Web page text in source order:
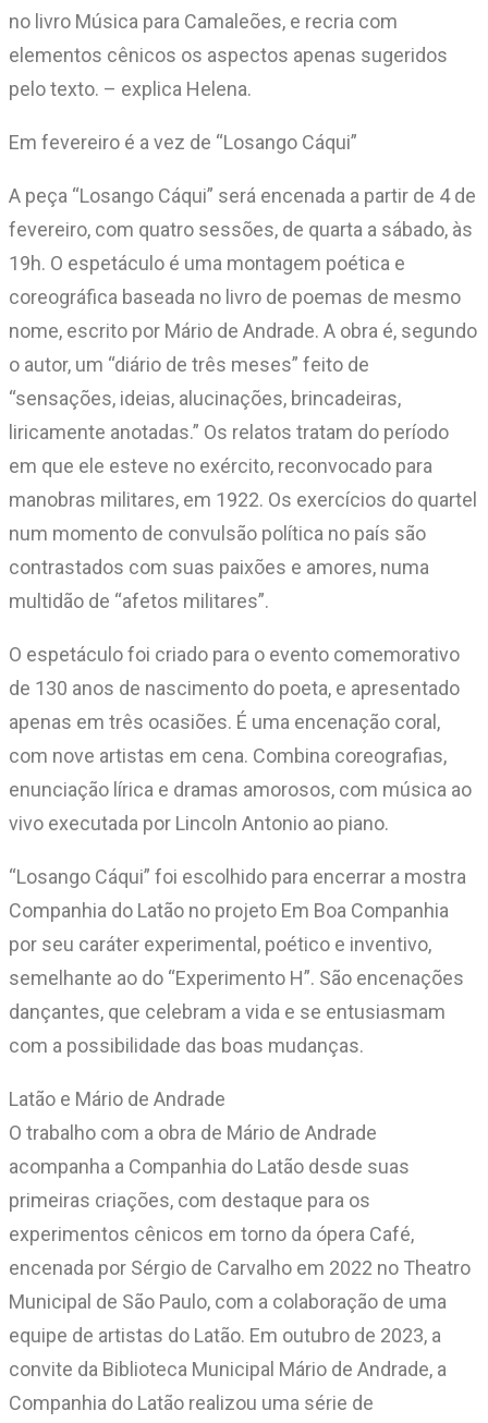
no livro Música para Camaleões, e recria com
elementos cênicos os aspectos apenas sugeridos
pelo texto. – explica Helena.
Em fevereiro é a vez de “Losango Cáqui”
A peça “Losango Cáqui” será encenada a partir de 4 de
fevereiro, com quatro sessões, de quarta a sábado, às
19h. O espetáculo é uma montagem poética e
coreográfica baseada no livro de poemas de mesmo
nome, escrito por Mário de Andrade. A obra é, segundo
o autor, um “diário de três meses” feito de
“sensações, ideias, alucinações, brincadeiras,
liricamente anotadas.” Os relatos tratam do período
em que ele esteve no exército, reconvocado para
manobras militares, em 1922. Os exercícios do quartel
num momento de convulsão política no país são
contrastados com suas paixões e amores, numa
multidão de “afetos militares”.
O espetáculo foi criado para o evento comemorativo
de 130 anos de nascimento do poeta, e apresentado
apenas em três ocasiões. É uma encenação coral,
com nove artistas em cena. Combina coreografias,
enunciação lírica e dramas amorosos, com música ao
vivo executada por Lincoln Antonio ao piano.
“Losango Cáqui” foi escolhido para encerrar a mostra
Companhia do Latão no projeto Em Boa Companhia
por seu caráter experimental, poético e inventivo,
semelhante ao do “Experimento H”. São encenações
dançantes, que celebram a vida e se entusiasmam
com a possibilidade das boas mudanças.
Latão e Mário de Andrade
O trabalho com a obra de Mário de Andrade
acompanha a Companhia do Latão desde suas
primeiras criações, com destaque para os
experimentos cênicos em torno da ópera Café,
encenada por Sérgio de Carvalho em 2022 no Theatro
Municipal de São Paulo, com a colaboração de uma
equipe de artistas do Latão. Em outubro de 2023, a
convite da Biblioteca Municipal Mário de Andrade, a
Companhia do Latão realizou uma série de